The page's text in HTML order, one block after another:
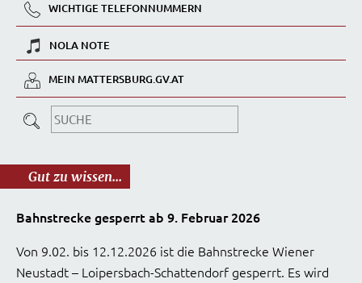
WICHTIGE TELEFONNUMMERN
NOLA NOTE
MEIN MATTERSBURG.GV.AT
Gut zu wissen...
Bahnstrecke gesperrt ab 9. Februar 2026
Von 9.02. bis 12.12.2026 ist die Bahnstrecke Wiener
Neustadt – Loipersbach-Schattendorf gesperrt. Es wird